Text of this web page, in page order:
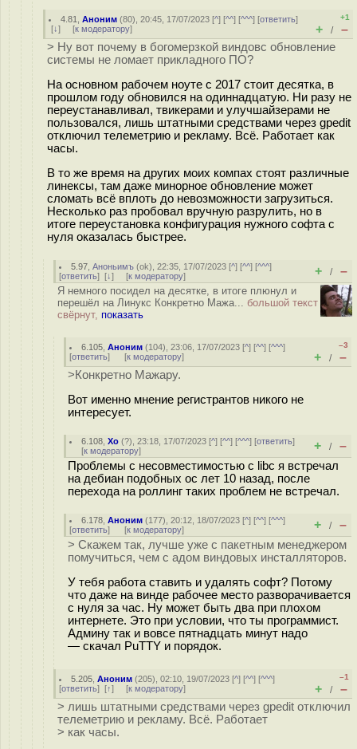
4.81 ,Аноним (80), 20:45, 17/07/2023 [^] [^^] [^^^] [ответить]
[↓] [к модератору]
+1
+ / –
> Ну вот почему в богомерзкой виндовс обновление
системы не ломает прикладного ПО?
На основном рабочем ноуте с 2017 стоит десятка, в
прошлом году обновился на одиннадцатую. Ни разу не
переустанавливал, твикерами и улучшайзерами не
пользовался, лишь штатными средствами через gpedit
отключил телеметрию и рекламу. Всё. Работает как
часы.
В то же время на других моих компах стоят различные
линексы, там даже минорное обновление может
сломать всё вплоть до невозможности загрузиться.
Несколько раз пробовал вручную разрулить, но в
итоге переустановка конфигурация нужного софта с
нуля оказалась быстрее.
5.97 ,Аноньимъ (ok), 22:35, 17/07/2023 [^] [^^] [^^^]
[ответить] [↓] [к модератору] + / –
Я немного посидел на десятке, в итоге плюнул и
перешёл на Линукс Конкретно Мажа... большой текст
свёрнут, показать
6.105 ,Аноним (104), 23:06, 17/07/2023 [^] [^^] [^^^]
[ответить] [к модератору]
–3
+ / –
>Конкретно Мажару.
Вот именно мнение регистрантов никого не
интересует.
6.108 ,Xo (?), 23:18, 17/07/2023 [^] [^^] [^^^] [ответить]
[к модератору] + / –
Проблемы с несовместимостью с libc я встречал
на дебиан подобных ос лет 10 назад, после
перехода на роллинг таких проблем не встречал.
6.178 ,Аноним (177), 20:12, 18/07/2023 [^] [^^] [^^^]
[ответить] [к модератору] + / –
> Скажем так, лучше уже с пакетным менеджером
помучиться, чем с адом виндовых инсталляторов.
У тебя работа ставить и удалять софт? Потому
что даже на винде рабочее место разворачивается
с нуля за час. Ну может быть два при плохом
интернете. Это при условии, что ты программист.
Админу так и вовсе пятнадцать минут надо
— скачал PuTTY и порядок.
5.205 ,Аноним (205), 02:10, 19/07/2023 [^] [^^] [^^^]
[ответить] [↑] [к модератору]
–1
+ / –
> лишь штатными средствами через gpedit отключил
телеметрию и рекламу. Всё. Работает
> как часы.